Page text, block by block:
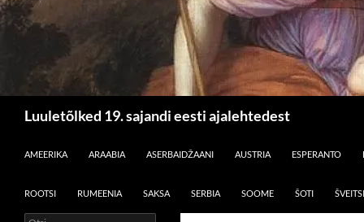
Luuletõlked 19. sajandi eesti ajalehtedest
AMEERIKA
ARAABIA ASERBAIDŽAANI AUSTRIA ESPERANTO
ROOTSI RUMEENIA SAKSA SERBIA SOOME ŠOTI ŠVEITSI
Otsi: